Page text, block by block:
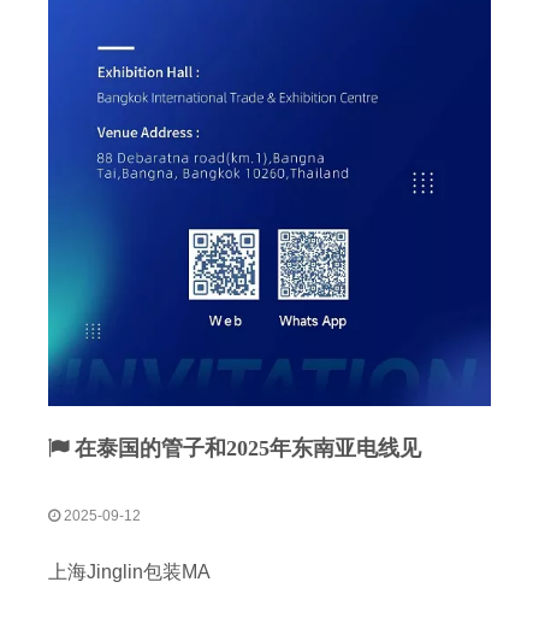
在泰国的管子和2025年东南亚电线见
2025-09-12
上海Jinglin包装MA